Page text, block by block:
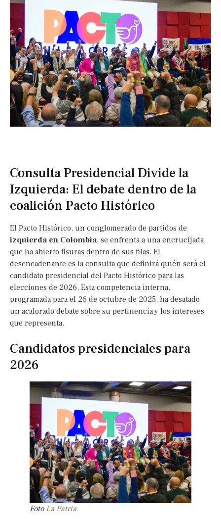
Consulta Presidencial Divide la
Izquierda: El debate dentro de la
coalición Pacto Histórico
El Pacto Histórico, un conglomerado de partidos de
izquierda en Colombia, se enfrenta a una encrucijada
que ha abierto fisuras dentro de sus filas. El
desencadenante es la consulta que definirá quién será el
candidato presidencial del Pacto Histórico para las
elecciones de 2026. Esta competencia interna,
programada para el 26 de octubre de 2025, ha desatado
un acalorado debate sobre su pertinencia y los intereses
que representa.
Candidatos presidenciales para
2026
Foto La Patria